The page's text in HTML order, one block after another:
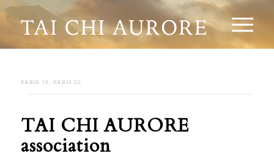
PARIS 19, PARIS 20
TAI CHI AURORE
association